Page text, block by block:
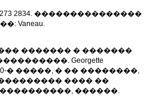
4273 2834. ���������������
Vaneau.
������� � �������
Georgette
� �����, � �� ��������,
���� ��
������.